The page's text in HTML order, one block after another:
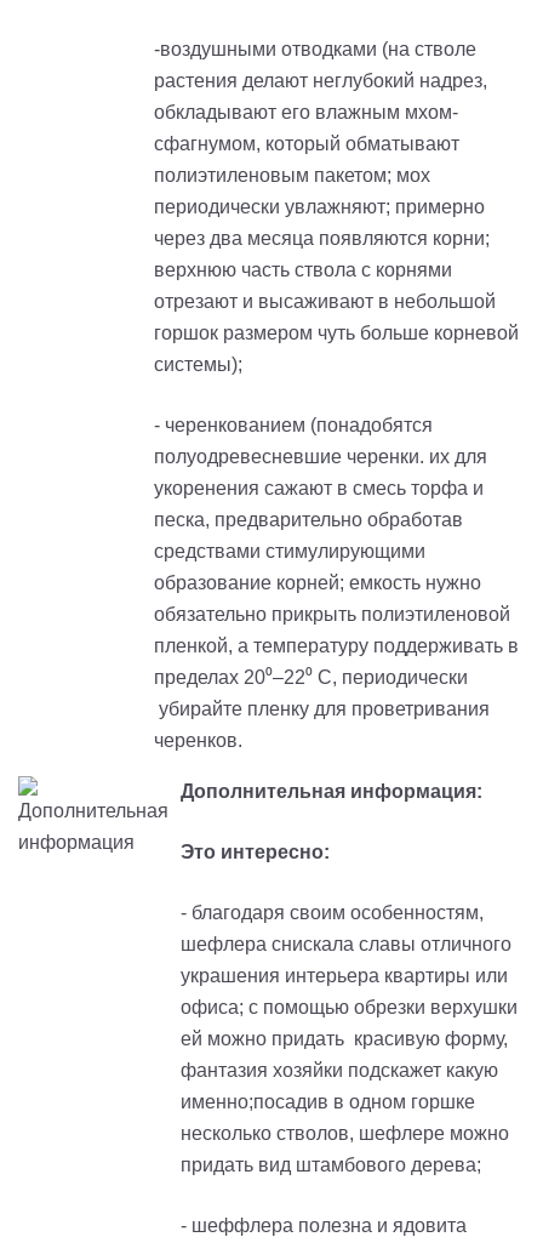
-воздушными отводками (на стволе
растения делают неглубокий надрез,
обкладывают его влажным мхом-
сфагнумом, который обматывают
полиэтиленовым пакетом; мох
периодически увлажняют; примерно
через два месяца появляются корни;
верхнюю часть ствола с корнями
отрезают и высаживают в небольшой
горшок размером чуть больше корневой
системы);
- черенкованием (понадобятся
полуодревесневшие черенки. их для
укоренения сажают в смесь торфа и
песка, предварительно обработав
средствами стимулирующими
образование корней; емкость нужно
обязательно прикрыть полиэтиленовой
пленкой, а температуру поддерживать в
пределах 20⁰–22⁰ С, периодически
убирайте пленку для проветривания
черенков.
Дополнительная информация:
Это интересно:
- благодаря своим особенностям,
шефлера снискала славы отличного
украшения интерьера квартиры или
офиса; с помощью обрезки верхушки
ей можно придать красивую форму,
фантазия хозяйки подскажет какую
именно;посадив в одном горшке
несколько стволов, шефлере можно
придать вид штамбового дерева;
- шеффлера полезна и ядовита